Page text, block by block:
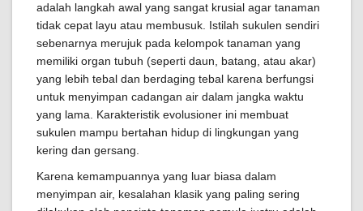
adalah langkah awal yang sangat krusial agar tanaman
tidak cepat layu atau membusuk. Istilah sukulen sendiri
sebenarnya merujuk pada kelompok tanaman yang
memiliki organ tubuh (seperti daun, batang, atau akar)
yang lebih tebal dan berdaging tebal karena berfungsi
untuk menyimpan cadangan air dalam jangka waktu
yang lama. Karakteristik evolusioner ini membuat
sukulen mampu bertahan hidup di lingkungan yang
kering dan gersang.
Karena kemampuannya yang luar biasa dalam
menyimpan air, kesalahan klasik yang paling sering